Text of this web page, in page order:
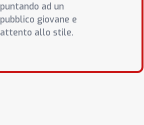
puntando ad un
pubblico giovane e
attento allo stile.